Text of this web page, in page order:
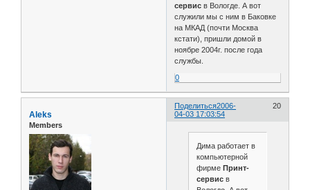
сервис в Вологде. А вот
служили мы с ним в Баковке
на МКАД (почти Москва
кстати), пришли домой в
ноябре 2004г. после года
службы.
0
Поделиться 20
2006-
04-03 17:03:54
Aleks
Members
Дима работает в
компьютерной
фирме Принт-
сервисв